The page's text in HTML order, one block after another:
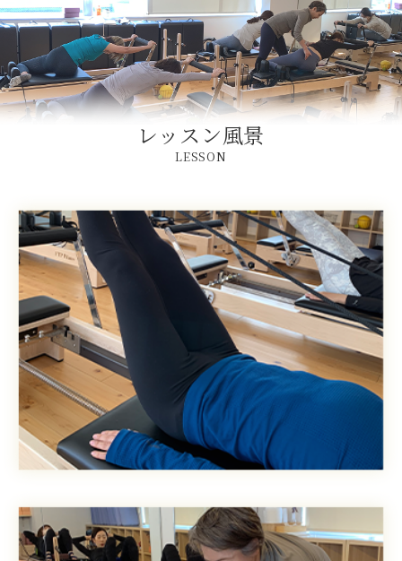
レッスン風景
LESSON